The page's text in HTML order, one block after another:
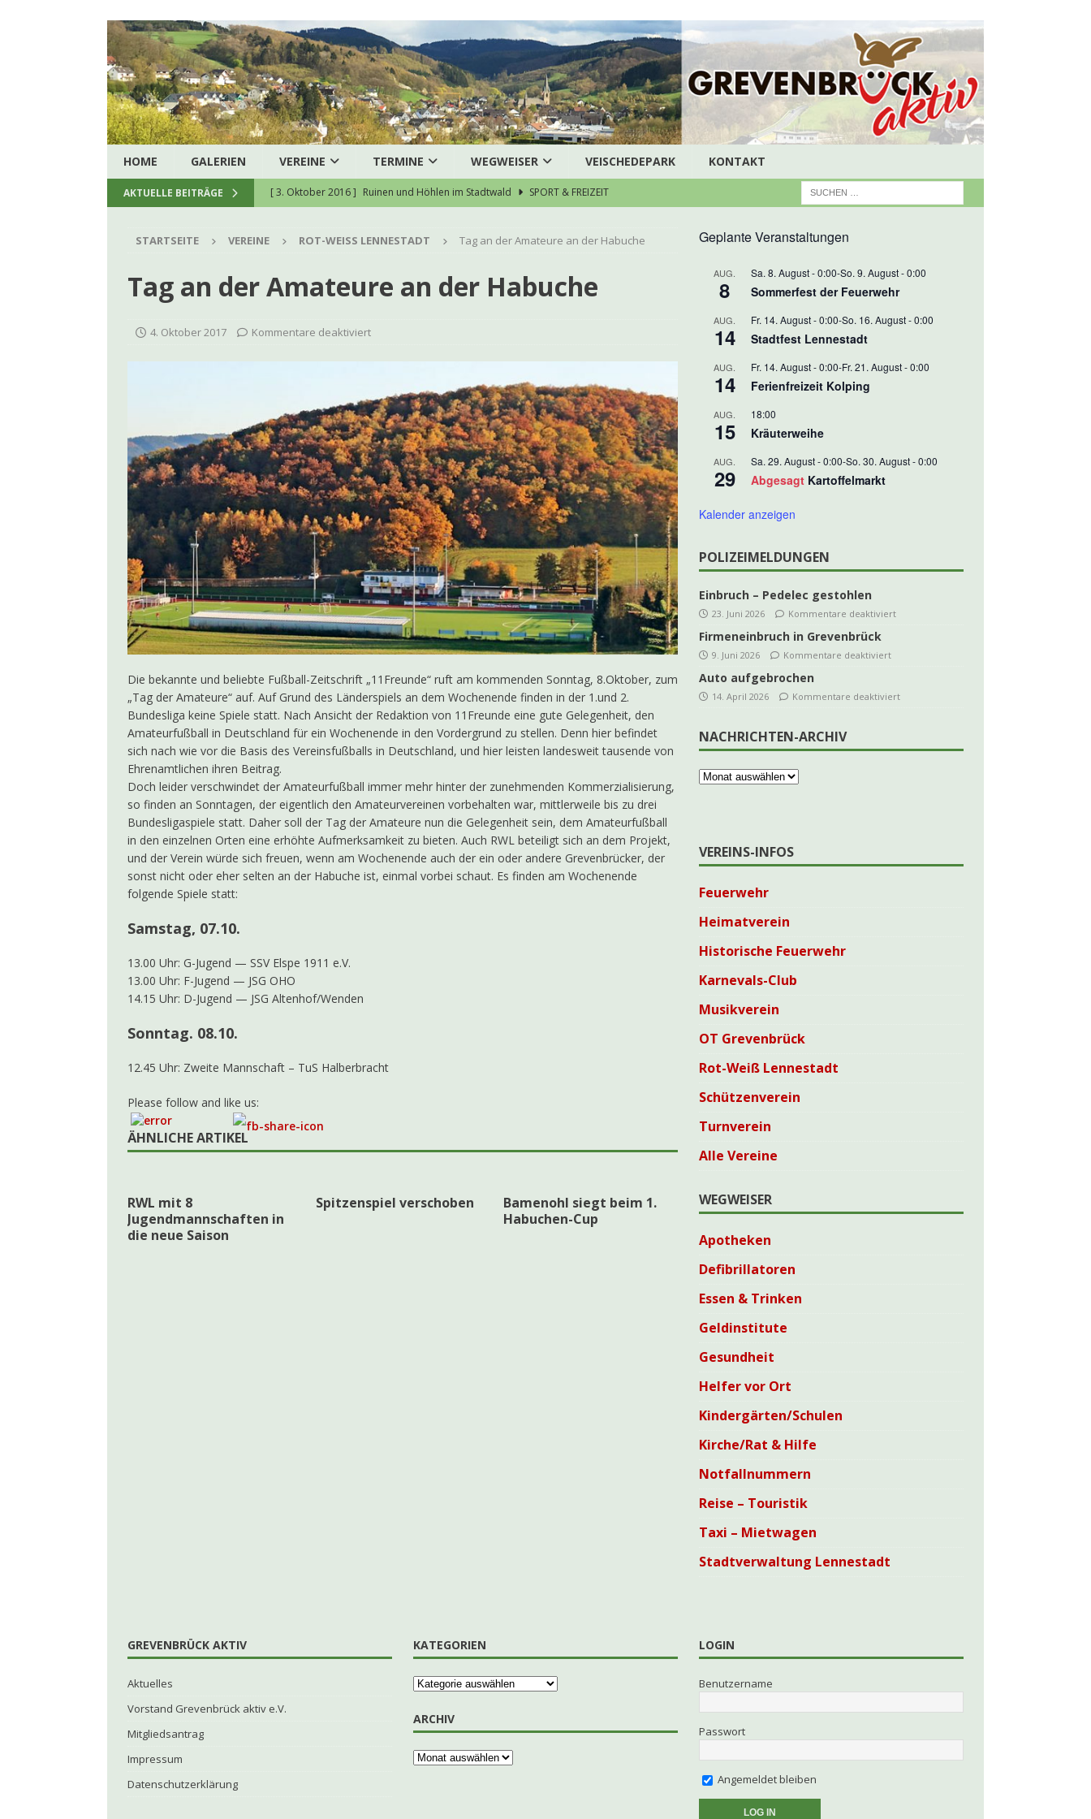
HOME GALERIEN VEREINE TERMINE WEGWEISER VEISCHEDEPARK KONTAKT
AKTUELLE BEITRÄGE [ 3. Oktober 2016 ] Ruinen und Höhlen im Stadtwald
SPORT & FREIZEIT
zukunftssichere hausärztliche Versorgung
AKTUELLES
[ 8. Juli 2026 ]
Spendenübergabe des Dreigestirns
AKTUELLES
[ 22. Juni 2026 ] Konzert der Chorjugend
Kolping Grevenbrück Ü 60 geht in die Melbecke
KOLPING
[ 14. Mai 2026 ] Jules e.V. freut sich über steigende Mitgliederzahlen
AKTUELLES
[ 12. Mai 2026 ] LEADER-Kleinprojektförderung für den Veischede Park
AKTUELLES
[ 4. Mai 2026 ] 100 Jahre Kolpingsfamilie: Nachhaltiges Projekt im Veischede Park
AKTUELLES
[ 19. April 2026 ] Jahreshauptversammlung kfd Grevenbrück
AKTUELLES
[ 10. Oktober 2025 ] Traditionelles Schlachtfest in der Schützenhalle ARCHIV
STARTSEITE VEREINE ROT-WEISS LENNESTADT Tag an der Amateure an der Habuche
Tag an der Amateure an der Habuche
4. Oktober 2017 Kommentare deaktiviert
Die bekannte und beliebte Fußball-Zeitschrift „11Freunde“ ruft am kommenden Sonntag, 8.Oktober, zum
„Tag der Amateure“ auf. Auf Grund des Länderspiels an dem Wochenende finden in der 1.und 2.
Bundesliga keine Spiele statt. Nach Ansicht der Redaktion von 11Freunde eine gute Gelegenheit, den
Amateurfußball in Deutschland für ein Wochenende in den Vordergrund zu stellen. Denn hier befindet
sich nach wie vor die Basis des Vereinsfußballs in Deutschland, und hier leisten landesweit tausende von
Ehrenamtlichen ihren Beitrag.
Doch leider verschwindet der Amateurfußball immer mehr hinter der zunehmenden Kommerzialisierung,
so finden an Sonntagen, der eigentlich den Amateurvereinen vorbehalten war, mittlerweile bis zu drei
Bundesligaspiele statt. Daher soll der Tag der Amateure nun die Gelegenheit sein, dem Amateurfußball
in den einzelnen Orten eine erhöhte Aufmerksamkeit zu bieten. Auch RWL beteiligt sich an dem Projekt,
und der Verein würde sich freuen, wenn am Wochenende auch der ein oder andere Grevenbrücker, der
sonst nicht oder eher selten an der Habuche ist, einmal vorbei schaut. Es finden am Wochenende
folgende Spiele statt:
Samstag, 07.10.
13.00 Uhr: G-Jugend — SSV Elspe 1911 e.V.
13.00 Uhr: F-Jugend — JSG OHO
14.15 Uhr: D-Jugend — JSG Altenhof/Wenden
Sonntag. 08.10.
12.45 Uhr: Zweite Mannschaft – TuS Halberbracht
Please follow and like us:
ÄHNLICHE ARTIKEL
RWL mit 8
Jugendmannschaften in
die neue Saison
Spitzenspiel verschoben
Bamenohl siegt beim 1.
Habuchen-Cup
Geplante Veranstaltungen
AUG.
8
Sa. 8. August - 0:00-So. 9. August - 0:00
Sommerfest der Feuerwehr
AUG.
14
Fr. 14. August - 0:00-So. 16. August - 0:00
Stadtfest Lennestadt
AUG.
14
Fr. 14. August - 0:00-Fr. 21. August - 0:00
Ferienfreizeit Kolping
AUG.
15
18:00
Kräuterweihe
AUG.
29
Sa. 29. August - 0:00-So. 30. August - 0:00
Abgesagt Kartoffelmarkt
Kalender anzeigen
POLIZEIMELDUNGEN
Einbruch – Pedelec gestohlen
23. Juni 2026 Kommentare deaktiviert
Firmeneinbruch in Grevenbrück
9. Juni 2026 Kommentare deaktiviert
Auto aufgebrochen
14. April 2026 Kommentare deaktiviert
NACHRICHTEN-ARCHIV
VEREINS-INFOS
Feuerwehr
Heimatverein
Historische Feuerwehr
Karnevals-Club
Musikverein
OT Grevenbrück
Rot-Weiß Lennestadt
Schützenverein
Turnverein
Alle Vereine
WEGWEISER
Apotheken
Defibrillatoren
Essen & Trinken
Geldinstitute
Gesundheit
Helfer vor Ort
Kindergärten/Schulen
Kirche/Rat & Hilfe
Notfallnummern
Reise – Touristik
Taxi – Mietwagen
Stadtverwaltung Lennestadt
GREVENBRÜCK AKTIV
Aktuelles
Vorstand Grevenbrück aktiv e.V.
Mitgliedsantrag
Impressum
Datenschutzerklärung
KATEGORIEN
ARCHIV
LOGIN
Benutzername
Passwort
Angemeldet bleiben